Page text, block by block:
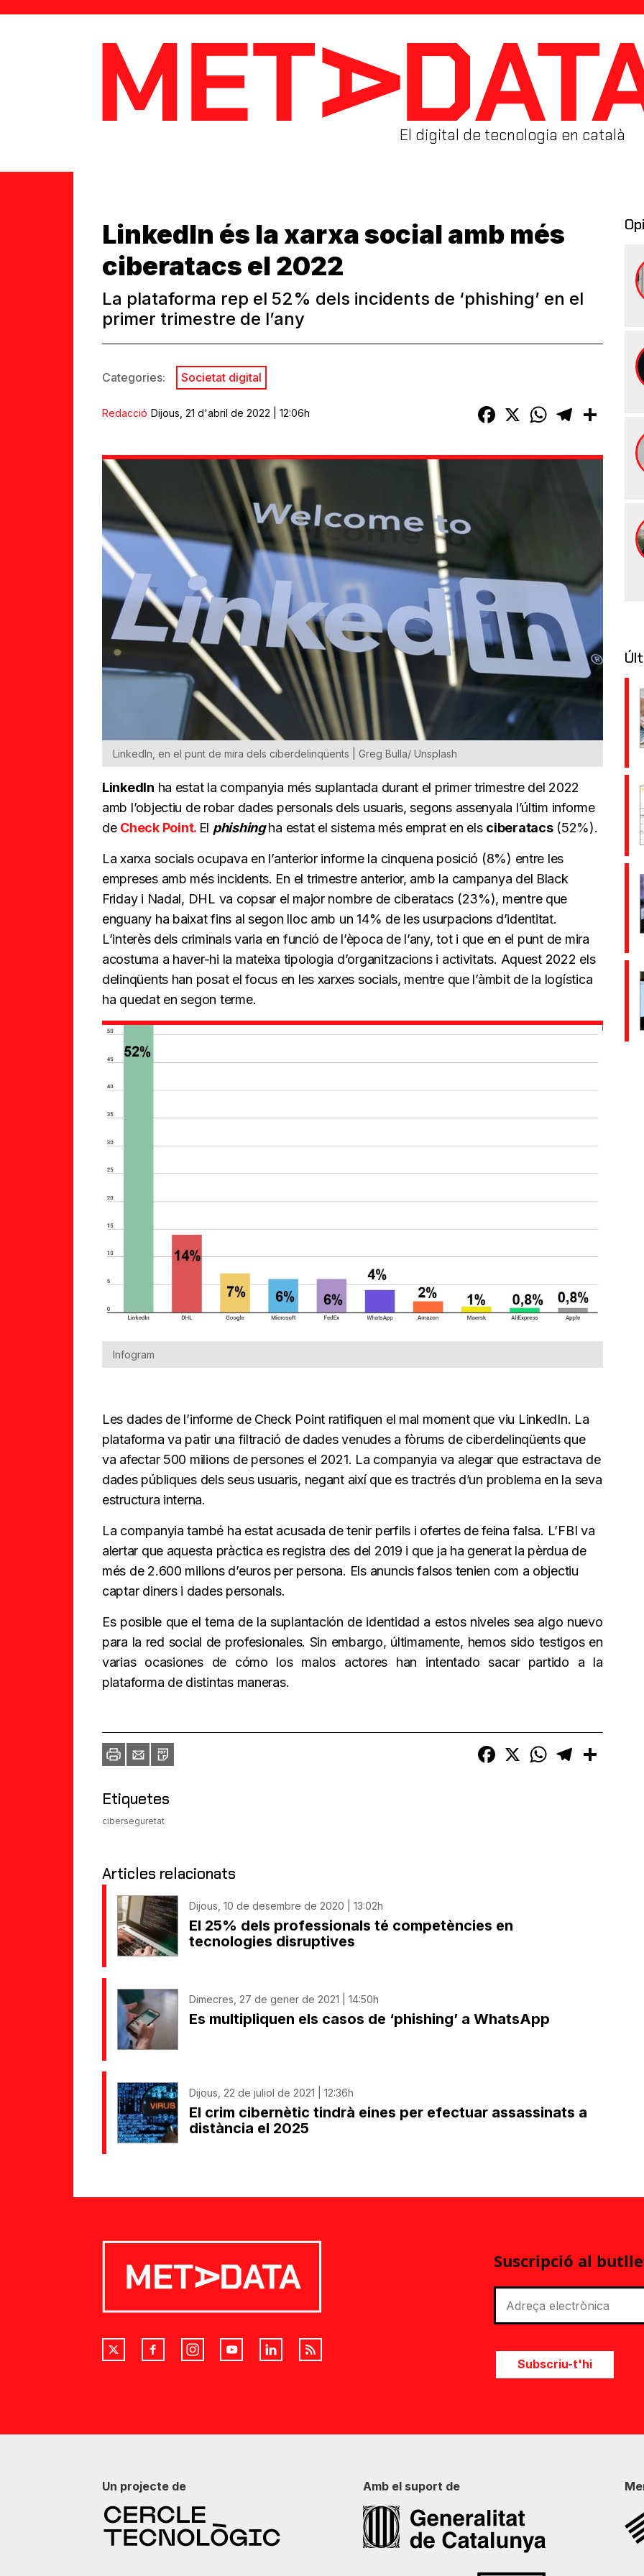
MetaData
El digital de tecnologia en català
LinkedIn és la xarxa social amb més
ciberatacs el 2022
La plataforma rep el 52% dels incidents de ‘phishing’ en el
primer trimestre de l’any
Categories: Societat digital
Redacció Dijous, 21 d'abril de 2022 | 12:06h Facebook
X WhatsAppTelegram
LinkedIn, en el punt de mira dels ciberdelinqüents | Greg Bulla/ Unsplash
LinkedIn ha estat la companyia més suplantada durant el primer trimestre del 2022
amb l’objectiu de robar dades personals dels usuaris, segons assenyala l’últim informe
de Check Point. El phishingha estat el sistema més emprat en els ciberatacs(52%).
La xarxa socials ocupava en l’anterior informe la cinquena posició (8%) entre les
empreses amb més incidents. En el trimestre anterior, amb la campanya del Black
Friday i Nadal, DHL va copsar el major nombre de ciberatacs (23%), mentre que
enguany ha baixat fins al segon lloc amb un 14% de les usurpacions d’identitat.
L’interès dels criminals varia en funció de l’època de l’any, tot i que en el punt de mira
acostuma a haver-hi la mateixa tipologia d’organitzacions i activitats. Aquest 2022 els
delinqüents han posat el focus en les xarxes socials, mentre que l’àmbit de la logística
ha quedat en segon terme.
Infogram
Les dades de l’informe de Check Point ratifiquen el mal moment que viu LinkedIn. La
plataforma va patir una filtració de dades venudes a fòrums de ciberdelinqüents que
va afectar 500 milions de persones el 2021. La companyia va alegar que estractava de
dades públiques dels seus usuaris, negant així que es tractrés d’un problema en la seva
estructura interna.
La companyia també ha estat acusada de tenir perfils i ofertes de feina falsa. L’FBI va
alertar que aquesta pràctica es registra des del 2019 i que ja ha generat la pèrdua de
més de 2.600 milions d’euros per persona. Els anuncis falsos tenien com a objectiu
captar diners i dades personals.
Es posible que el tema de la suplantación de identidad a estos niveles sea algo nuevo
para la red social de profesionales. Sin embargo, últimamente, hemos sido testigos en
varias ocasiones de cómo los malos actores han intentado sacar partido a la
plataforma de distintas maneras.
ImprimirEnvia
un
PDF Facebook
X WhatsAppTelegram
Etiquetes
ciberseguretat
Articles relacionats
Dijous, 10 de desembre de 2020 | 13:02h
El 25% dels professionals té competències en
tecnologies disruptives
Dimecres, 27 de gener de 2021 | 14:50h
Es multipliquen els casos de ‘phishing’ a WhatsApp
Dijous, 22 de juliol de 2021 | 12:36h
El crim cibernètic tindrà eines per efectuar assassinats a
distància el 2025
Suscripció al
Subscriu-t'hi
Un projecte de Amb el suport de